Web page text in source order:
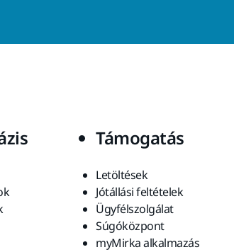
Támogatás
Letöltések
Jótállási feltételek
Ügyfélszolgálat
Súgóközpont
myMirka alkalmazás